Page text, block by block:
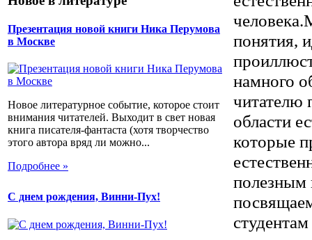
Презентация новой книги Ника Перумова
в Москве
Новое литературное событие, которое стоит
внимания читателей. Выходит в свет новая
книга писателя-фантаста (хотя творчество
этого автора вряд ли можно...
Подробнее »
С днем рождения, Винни-Пух!
понятия,
намного
читателю
области
которые
полезным